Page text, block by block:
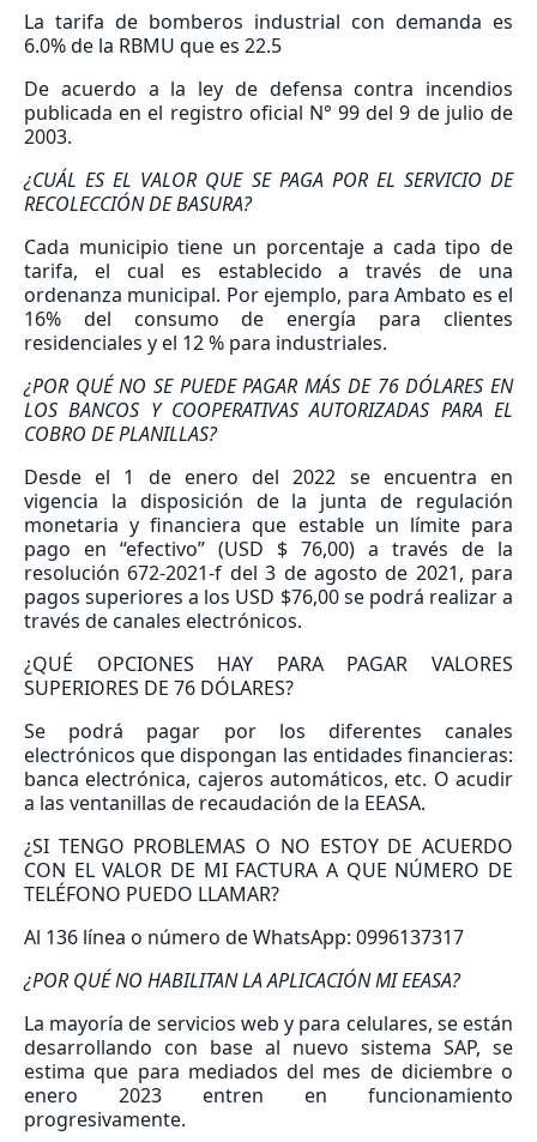
La tarifa de bomberos industrial con demanda es
6.0% de la RBMU que es 22.5
De acuerdo a la ley de defensa contra incendios
publicada en el registro oficial N° 99 del 9 de julio de
2003.
¿CUÁL ES EL VALOR QUE SE PAGA POR EL SERVICIO DE
RECOLECCIÓN DE BASURA?
Cada municipio tiene un porcentaje a cada tipo de
tarifa, el cual es establecido a través de una
ordenanza municipal. Por ejemplo, para Ambato es el
16% del consumo de energía para clientes
residenciales y el 12 % para industriales.
¿POR QUÉ NO SE PUEDE PAGAR MÁS DE 76 DÓLARES EN
LOS BANCOS Y COOPERATIVAS AUTORIZADAS PARA EL
COBRO DE PLANILLAS?
Desde el 1 de enero del 2022 se encuentra en
vigencia la disposición de la junta de regulación
monetaria y financiera que estable un límite para
pago en “efectivo” (USD $ 76,00) a través de la
resolución 672-2021-f del 3 de agosto de 2021, para
pagos superiores a los USD $76,00 se podrá realizar a
través de canales electrónicos.
¿QUÉ OPCIONES HAY PARA PAGAR VALORES
SUPERIORES DE 76 DÓLARES?
Se podrá pagar por los diferentes canales
electrónicos que dispongan las entidades financieras:
banca electrónica, cajeros automáticos, etc. O acudir
a las ventanillas de recaudación de la EEASA.
¿SI TENGO PROBLEMAS O NO ESTOY DE ACUERDO
CON EL VALOR DE MI FACTURA A QUE NÚMERO DE
TELÉFONO PUEDO LLAMAR?
Al 136 línea o número de WhatsApp: 0996137317
¿POR QUÉ NO HABILITAN LA APLICACIÓN MI EEASA?
La mayoría de servicios web y para celulares, se están
desarrollando con base al nuevo sistema SAP, se
estima que para mediados del mes de diciembre o
enero 2023 entren en funcionamiento
progresivamente.